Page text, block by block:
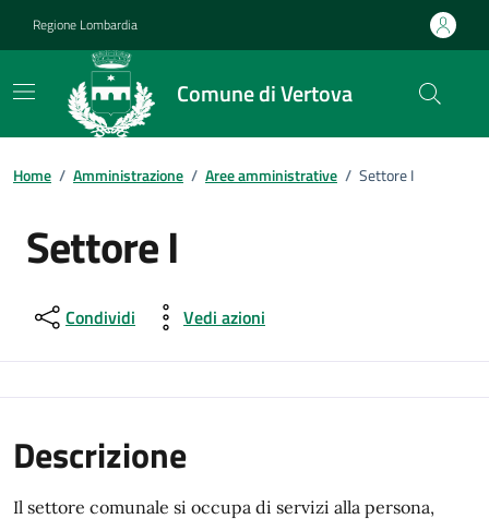
Regione Lombardia
Comune di Vertova
Home / Amministrazione / Aree amministrative / Settore I
Settore I
Condividi Vedi azioni
Descrizione
Il settore comunale si occupa di servizi alla persona,